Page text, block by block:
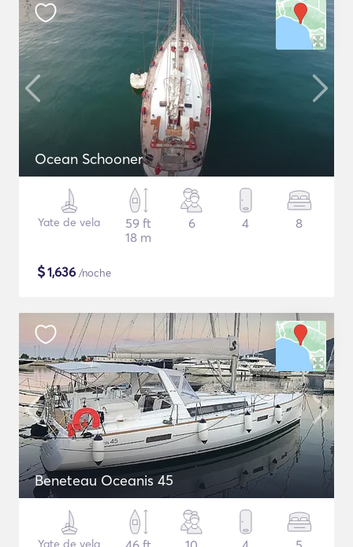
Ocean Schooner
Yate de vela
59 ft
18 m
6 4 8
$1,636 /noche
Beneteau Oceanis 45
Yate de vela